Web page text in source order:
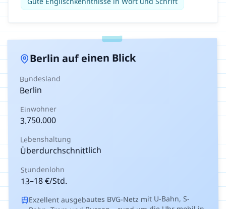
Berlin auf einen Blick
Bundesland
Berlin
Einwohner
3.750.000
Lebenshaltung
Überdurchschnittlich
Stundenlohn
13–18€/Std.
Exzellent ausgebautes BVG-Netz mit U-Bahn, S-